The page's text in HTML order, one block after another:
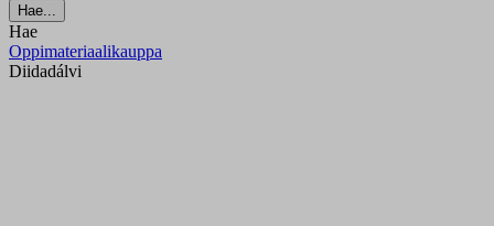
Hae...
Hae
Oppimateriaalikauppa
Diidadálvi